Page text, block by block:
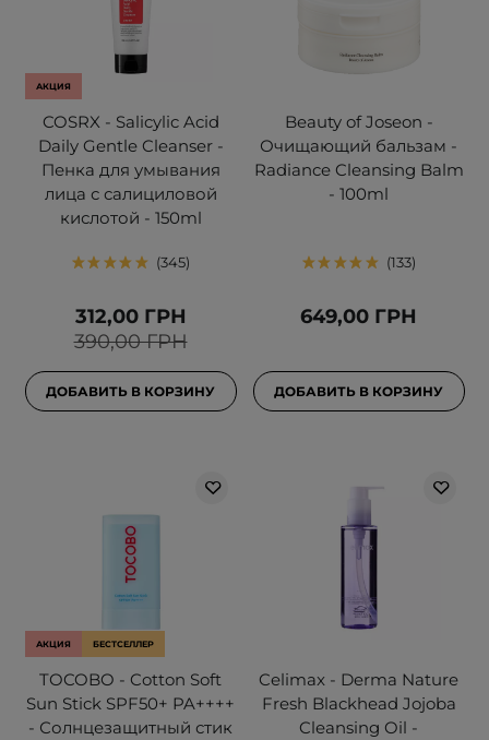
АКЦИЯ
COSRX - Salicylic Acid
Daily Gentle Cleanser -
Пенка для умывания
лица с салициловой
кислотой - 150ml
345
390,00 ГРН
312,00 ГРН
ДОБАВИТЬ В КОРЗИНУ
Beauty of Joseon -
Очищающий бальзам -
Radiance Cleansing Balm
- 100ml
133
649,00 ГРН
ДОБАВИТЬ В КОРЗИНУ
АКЦИЯ БЕСТСЕЛЛЕР
TOCOBO - Cotton Soft
Sun Stick SPF50+ PA++++
- Солнцезащитный стик
Celimax - Derma Nature
Fresh Blackhead Jojoba
Cleansing Oil -